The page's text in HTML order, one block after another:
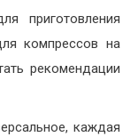
приготовления
компрессов на
рекомендации
каждая